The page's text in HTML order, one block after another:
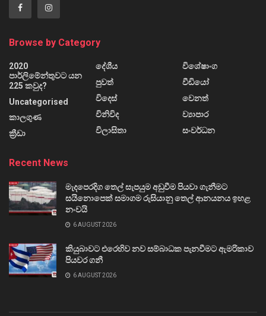
Browse by Category
2020
පාර්ලිමේන්තුවට යන
225 කවුද?
Uncategorised
කාලගුණ
ක්‍රීඩා
දේශීය
පුවත්
විදෙස්
විනිවිද
විලාසිතා
විශේෂාංග
වීඩියෝ
වෙනත්
ව්‍යාපාර
සංවර්ධන
Recent News
මැදපෙරදිග තෙල් සැපයුම අඩුවීම පියවා ගැනීමට
සයිනොපෙක් සමාගම රුසියානු තෙල් ආනයනය ඉහළ
නංවයි
6 AUGUST 2026
කියුබාවට එරෙහිව නව සම්බාධක පැනවීමට ඇමරිකාව
පියවර ගනී
6 AUGUST 2026